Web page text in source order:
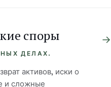
споры
ДЕЛАХ.
активов, иски о
и сложные
→